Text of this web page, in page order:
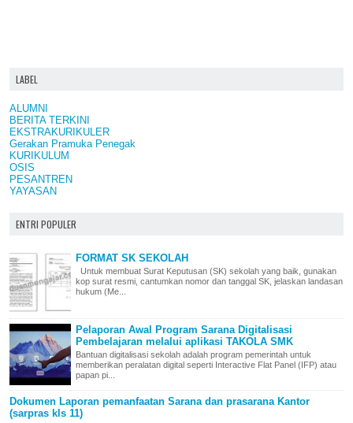
LABEL
ALUMNI
BERITA TERKINI
EKSTRAKURIKULER
Gerakan Pramuka Penegak
KURIKULUM
OSIS
PESANTREN
YAYASAN
ENTRI POPULER
FORMAT SK SEKOLAH
Untuk membuat Surat Keputusan (SK) sekolah yang baik, gunakan
kop surat resmi, cantumkan nomor dan tanggal SK, jelaskan landasan
hukum (Me...
Pelaporan Awal Program Sarana Digitalisasi
Pembelajaran melalui aplikasi TAKOLA SMK
Bantuan digitalisasi sekolah adalah program pemerintah untuk
memberikan peralatan digital seperti Interactive Flat Panel (IFP) atau
papan pi...
Dokumen Laporan pemanfaatan Sarana dan prasarana Kantor
(sarpras kls 11)